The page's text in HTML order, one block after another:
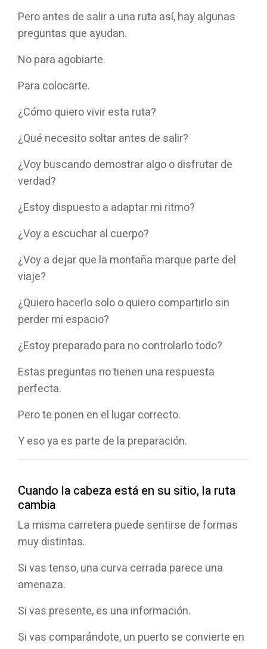
Pero antes de salir a una ruta así, hay algunas
preguntas que ayudan.
No para agobiarte.
Para colocarte.
¿Cómo quiero vivir esta ruta?
¿Qué necesito soltar antes de salir?
¿Voy buscando demostrar algo o disfrutar de
verdad?
¿Estoy dispuesto a adaptar mi ritmo?
¿Voy a escuchar al cuerpo?
¿Voy a dejar que la montaña marque parte del
viaje?
¿Quiero hacerlo solo o quiero compartirlo sin
perder mi espacio?
¿Estoy preparado para no controlarlo todo?
Estas preguntas no tienen una respuesta
perfecta.
Pero te ponen en el lugar correcto.
Y eso ya es parte de la preparación.
Cuando la cabeza está en su sitio, la ruta
cambia
La misma carretera puede sentirse de formas
muy distintas.
Si vas tenso, una curva cerrada parece una
amenaza.
Si vas presente, es una información.
Si vas comparándote, un puerto se convierte en
¿Cómo valoras tu experiencia en esta página?
Seleccione
una
opción
de
siendo
Muy
Muy mala Muy buena